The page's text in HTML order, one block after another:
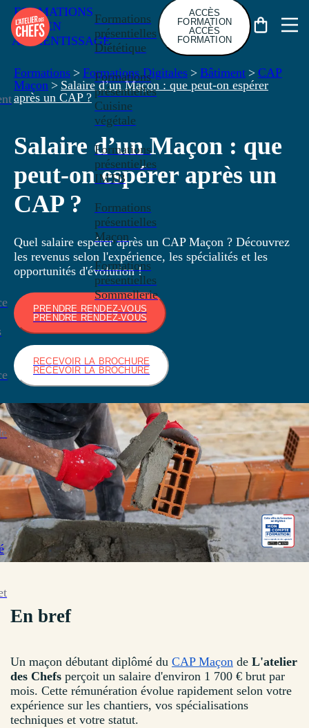
FORMATIONS
EN
APPRENTISSAGE
Formations
présentielles
Diététique
Formations
présentielles
Cuisine
végétale
Formations
présentielles
IMTB
Formations
présentielles
Maçon
Formations
présentielles
Sommellerie
ACCÈS
FORMATION
ACCÈS
FORMATION
Formations > Formations Digitales > Bâtiment > CAP
Maçon > Salaire d’un Maçon : que peut-on espérer
après un CAP ?
Salaire d’un Maçon : que
peut-on espérer après un
CAP ?
Quel salaire espérer après un CAP Maçon ? Découvrez
les revenus selon l'expérience, les spécialités et les
opportunités d'évolution !
PRENDRE RENDEZ-VOUS
PRENDRE RENDEZ-VOUS
RECEVOIR LA BROCHURE
RECEVOIR LA BROCHURE
En bref
Un maçon débutant diplômé du CAP Maçon de L'atelier
des Chefs perçoit un salaire d'environ 1 700 € brut par
mois. Cette rémunération évolue rapidement selon votre
expérience sur les chantiers, vos spécialisations
techniques et votre statut.